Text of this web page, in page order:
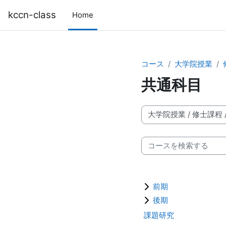
kccn-class Home
コース 大学院授業
共通科目
コースカテゴリ
コースを検索する
前期
後期
課題研究